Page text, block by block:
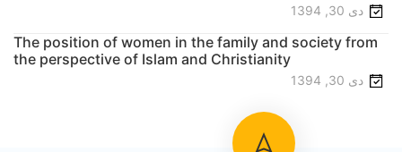
دی 30, 1394
The position of women in the family and society from
the perspective of Islam and Christianity
دی 30, 1394